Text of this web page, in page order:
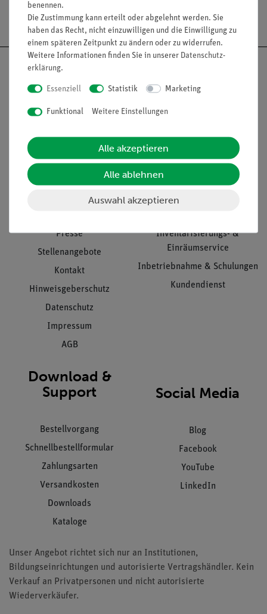
Versandkostenfrei ab 300,- €
Informationen
Unternehmen
Presse
Stellenangebote
Kontakt
Hinweisgeberschutz
Datenschutz
Impressum
AGB
Service
Übersicht Service
Inventarisierungs- &
Einräumservice
Inbetriebnahme & Schulungen
Kundendienst
Download &
Support
Bestellvorgang
Schnellbestellformular
Zahlungsarten
Versandkosten
Downloads
Kataloge
Social Media
Blog
Facebook
YouTube
LinkedIn
Unser Angebot richtet sich nur an Institutionen,
Bildungseinrichtungen und autorisierte Vertragshändler. Kein
Verkauf an Privatpersonen und nicht autorisierte
Wiederverkäufer.
benennen.
Die Zustimmung kann erteilt oder abgelehnt werden. Sie
haben das Recht, nicht einzuwilligen und die Einwilligung zu
einem späteren Zeitpunkt zu ändern oder zu widerrufen.
Weitere Informationen finden Sie in unserer Daten­schutz­
erklärung.
Essenziell Statistik Marketing
Funktional Weitere Einstellungen
Alle akzeptieren
Alle ablehnen
Auswahl akzeptieren